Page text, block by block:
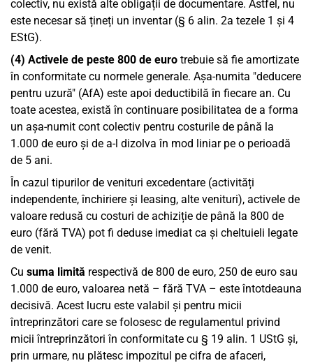
colectiv, nu există alte obligații de documentare. Astfel, nu
este necesar să țineți un inventar (§ 6 alin. 2a tezele 1 și 4
EStG).
(4) Activele de peste 800 de euro trebuie să fie amortizate
în conformitate cu normele generale. Așa-numita "deducere
pentru uzură" (AfA) este apoi deductibilă în fiecare an. Cu
toate acestea, există în continuare posibilitatea de a forma
un așa-numit cont colectiv pentru costurile de până la
1.000 de euro și de a-l dizolva în mod liniar pe o perioadă
de 5 ani.
În cazul tipurilor de venituri excedentare (activități
independente, închiriere și leasing, alte venituri), activele de
valoare redusă cu costuri de achiziție de până la 800 de
euro (fără TVA) pot fi deduse imediat ca și cheltuieli legate
de venit.
Cu suma limită respectivă de 800 de euro, 250 de euro sau
1.000 de euro, valoarea netă – fără TVA – este întotdeauna
decisivă. Acest lucru este valabil și pentru micii
întreprinzători care se folosesc de regulamentul privind
micii întreprinzători în conformitate cu § 19 alin. 1 UStG și,
prin urmare, nu plătesc impozitul pe cifra de afaceri,